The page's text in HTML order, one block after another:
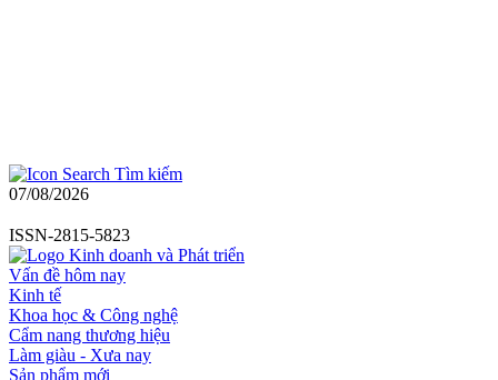
Tìm kiếm
07/08/2026
ISSN-2815-5823
Vấn đề hôm nay
Kinh tế
Khoa học & Công nghệ
Cẩm nang thương hiệu
Làm giàu - Xưa nay
Sản phẩm mới